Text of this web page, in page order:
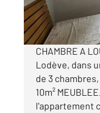
par mois
CHAMBRE A
Lodève, dans
de 3
10m²
l'appartement